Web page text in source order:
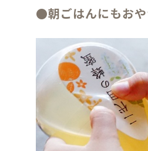
●朝ごはんにもお